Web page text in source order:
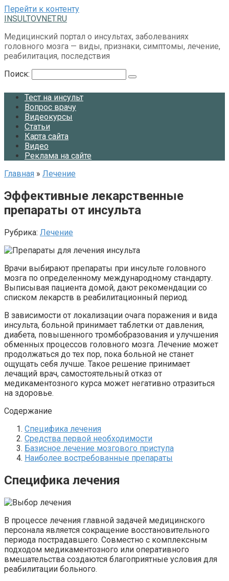
Перейти к контенту
INSULTOVNET.RU
Медицинский портал о инсультах, заболеваниях
головного мозга — виды, признаки, симптомы, лечение,
реабилитация, последствия
Поиск:
Тест на инсульт
Вопрос врачу
Видеокурсы
Статьи
Карта сайта
Видео
Реклама на сайте
Главная » Лечение
Эффективные лекарственные
препараты от инсульта
Рубрика: Лечение
Врачи выбирают препараты при инсульте головного
мозга по определенному международному стандарту.
Выписывая пациента домой, дают рекомендации со
списком лекарств в реабилитационный период.
В зависимости от локализации очага поражения и вида
инсульта, больной принимает таблетки от давления,
диабета, повышенного тромбобразования и улучшения
обменных процессов головного мозга. Лечение может
продолжаться до тех пор, пока больной не станет
ощущать себя лучше. Такое решение принимает
лечащий врач, самостоятельный отказ от
медикаментозного курса может негативно отразиться
на здоровье.
Содержание
Специфика лечения
Средства первой необходимости
Базисное лечение мозгового приступа
Наиболее востребованные препараты
Специфика лечения
В процессе лечения главной задачей медицинского
персонала является сокращение восстановительного
периода пострадавшего. Совместно с комплексным
подходом медикаментозного или оперативного
вмешательства создаются благоприятные условия для
реабилитации больного.